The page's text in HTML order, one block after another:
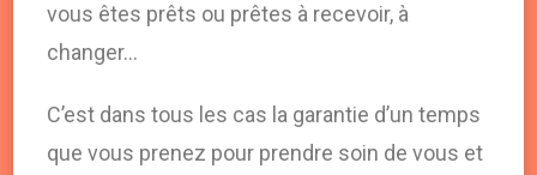
vous êtes prêts ou prêtes à recevoir, à
changer…
C’est dans tous les cas la garantie d’un temps
que vous prenez pour prendre soin de vous et